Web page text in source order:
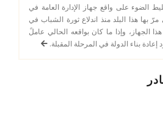
الضوء على واقع جهاز الإدارة العامة في
مرّ بها هذا البلد منذ اندلاع ثورة الشباب في
في هذا الجهاز، وإذا ما كان بواقعه الحالي عاملً
بناء الدولة في المرحلة المقبلة.